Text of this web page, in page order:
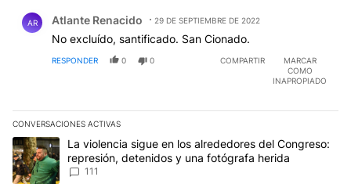
AR Atlante Renacido 29 DE SEPTIEMBRE DE 2022
No excluído, santificado. San Cionado.
RESPONDER 0 0 COMPARTIR
MARCAR
COMO
INAPROPIADO
CONVERSACIONES ACTIVAS
Este listado muestra los artículos con más comentarios en los
Un artículo de tendencia con el título "La violencia sigue en los
La violencia sigue en los alrededores del Congreso:
represión, detenidos y una fotógrafa herida
111